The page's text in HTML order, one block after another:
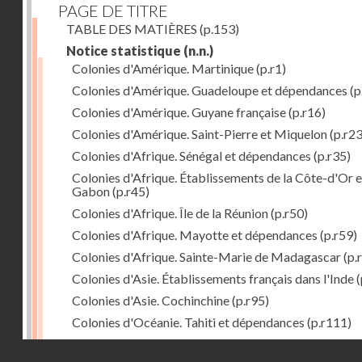
PAGE DE TITRE
TABLE DES MATIÈRES (p.153)
Notice statistique (n.n.)
Colonies d'Amérique. Martinique(p.r1)
Colonies d'Amérique. Guadeloupe et dépendances
Colonies d'Amérique. Guyane française(p.r16)
Colonies d'Amérique. Saint-Pierre et Miquelon
Colonies d'Afrique. Sénégal et dépendances (p.r35)
Colonies d'Afrique. Établissements de la Côte-d'Or
Gabon(p.r45)
Colonies d'Afrique. Île de la Réunion(p.r50)
Colonies d'Afrique. Mayotte et dépendances (p.r59)
Colonies d'Afrique. Sainte-Marie de Madagascar
Colonies d'Asie. Établissements français dans l'Inde
Colonies d'Asie. Cochinchine(p.r95)
Colonies d'Océanie. Tahiti et dépendances (p.r111)
Colonies d'Océanie. Nouvelle-Calédonie(p.r130)